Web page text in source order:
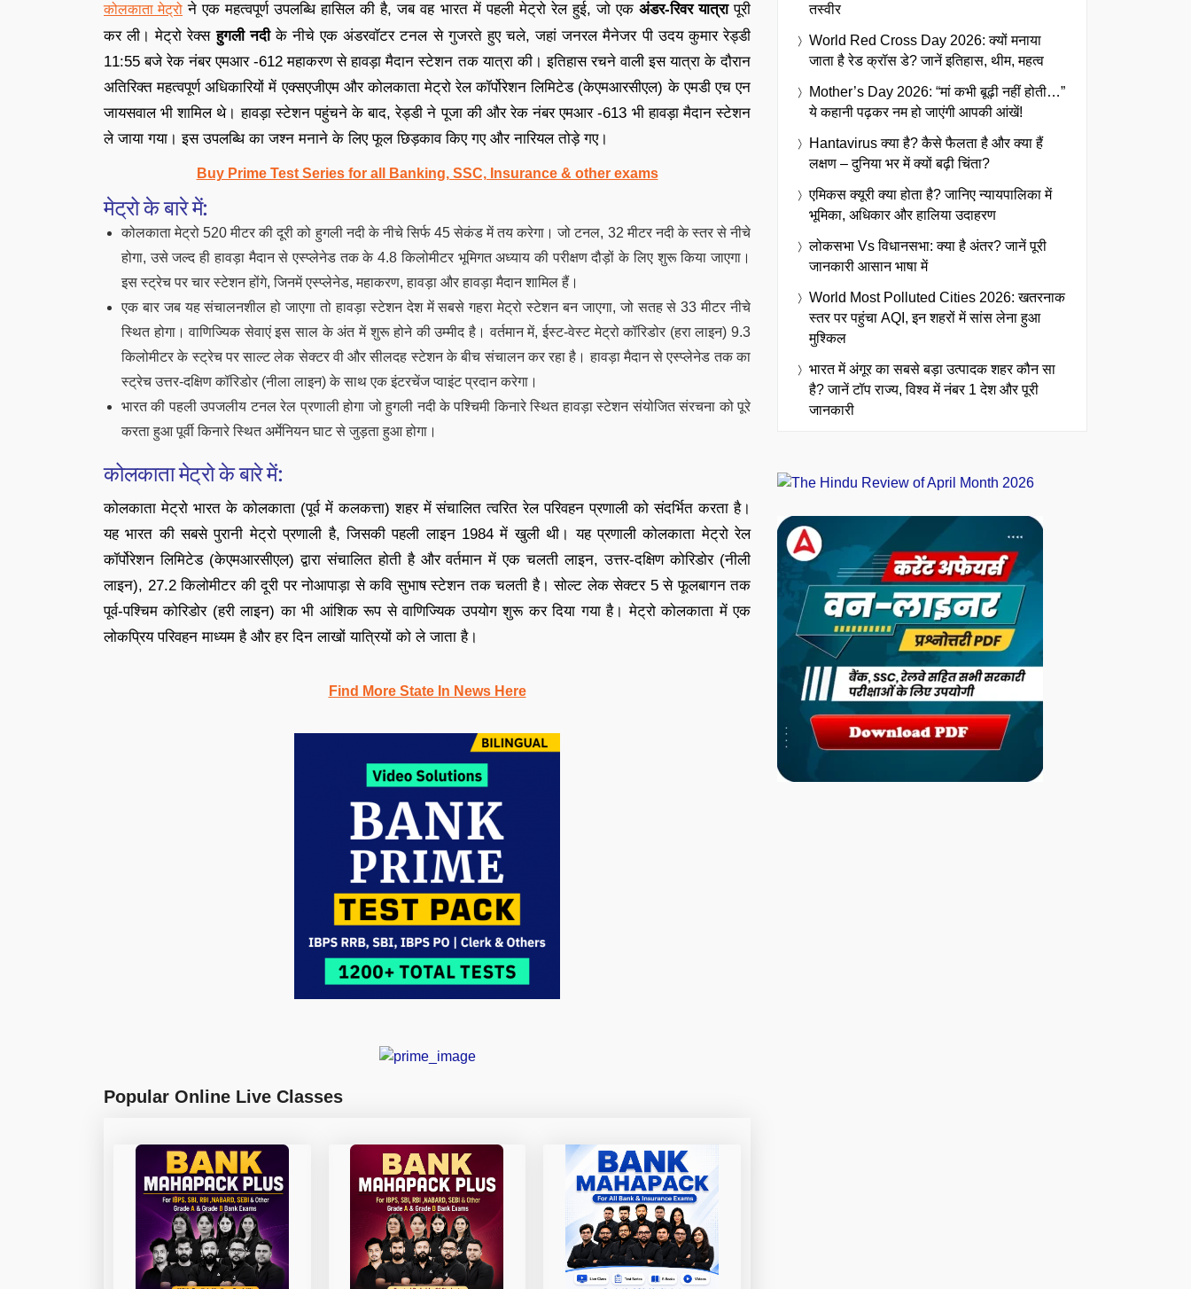
कोलकाता मेट्रो ने एक महत्वपूर्ण उपलब्धि हासिल की है, जब वह भारत में पहली मेट्रो रेल हुई, जो एकअंडर-रिवर यात्रापूरी
कर ली। मेट्रो रेक्सहुगली नदीके नीचे एक अंडरवॉटर टनल से गुजरते हुए चले, जहां जनरल मैनेजर पी उदय कुमार रेड्डी
11:55 बजे रेक नंबर एमआर -612 महाकरण से हावड़ा मैदान स्टेशन तक यात्रा की। इतिहास रचने वाली इस यात्रा के दौरान
अतिरिक्त महत्वपूर्ण अधिकारियों में एक्सएजीएम और कोलकाता मेट्रो रेल कॉर्पोरेशन लिमिटेड (केएमआरसीएल) के एमडी एच एन
जायसवाल भी शामिल थे। हावड़ा स्टेशन पहुंचने के बाद, रेड्डी ने पूजा की और रेक नंबर एमआर -613 भी हावड़ा मैदान स्टेशन
ले जाया गया। इस उपलब्धि का जश्न मनाने के लिए फूल छिड़काव किए गए और नारियल तोड़े गए।
Buy Prime Test Series for all Banking, SSC, Insurance & other exams
मेट्रो के बारे में:
कोलकाता मेट्रो 520 मीटर की दूरी को हुगली नदी के नीचे सिर्फ 45 सेकंड में तय करेगा। जो टनल, 32 मीटर नदी के स्तर से नीचे
होगा, उसे जल्द ही हावड़ा मैदान से एस्प्लेनेड तक के 4.8 किलोमीटर भूमिगत अध्याय की परीक्षण दौड़ों के लिए शुरू किया जाएगा।
इस स्ट्रेच पर चार स्टेशन होंगे, जिनमें एस्प्लेनेड, महाकरण, हावड़ा और हावड़ा मैदान शामिल हैं।
एक बार जब यह संचालनशील हो जाएगा तो हावड़ा स्टेशन देश में सबसे गहरा मेट्रो स्टेशन बन जाएगा, जो सतह से 33 मीटर नीचे
स्थित होगा। वाणिज्यिक सेवाएं इस साल के अंत में शुरू होने की उम्मीद है। वर्तमान में, ईस्ट-वेस्ट मेट्रो कॉरिडोर (हरा लाइन) 9.3
किलोमीटर के स्ट्रेच पर साल्ट लेक सेक्टर वी और सीलदह स्टेशन के बीच संचालन कर रहा है। हावड़ा मैदान से एस्प्लेनेड तक का
स्ट्रेच उत्तर-दक्षिण कॉरिडोर (नीला लाइन) के साथ एक इंटरचेंज प्वाइंट प्रदान करेगा।
भारत की पहली उपजलीय टनल रेल प्रणाली होगा जो हुगली नदी के पश्चिमी किनारे स्थित हावड़ा स्टेशन संयोजित संरचना को पूरे
करता हुआ पूर्वी किनारे स्थित अर्मेनियन घाट से जुड़ता हुआ होगा।
कोलकाता मेट्रो के बारे में:
कोलकाता मेट्रो भारत के कोलकाता (पूर्व में कलकत्ता) शहर में संचालित त्वरित रेल परिवहन प्रणाली को संदर्भित करता है।
यह भारत की सबसे पुरानी मेट्रो प्रणाली है, जिसकी पहली लाइन 1984 में खुली थी। यह प्रणाली कोलकाता मेट्रो रेल
कॉर्पोरेशन लिमिटेड (केएमआरसीएल) द्वारा संचालित होती है और वर्तमान में एक चलती लाइन, उत्तर-दक्षिण कोरिडोर (नीली
लाइन), 27.2 किलोमीटर की दूरी पर नोआपाड़ा से कवि सुभाष स्टेशन तक चलती है। सोल्ट लेक सेक्टर 5 से फूलबागन तक
पूर्व-पश्चिम कोरिडोर (हरी लाइन) का भी आंशिक रूप से वाणिज्यिक उपयोग शुरू कर दिया गया है। मेट्रो कोलकाता में एक
लोकप्रिय परिवहन माध्यम है और हर दिन लाखों यात्रियों को ले जाता है।
Find More State In News Here
Popular Online Live Classes
तस्वीर
World Red Cross Day 2026: क्यों मनाया
जाता है रेड क्रॉस डे? जानें इतिहास, थीम, महत्व
Mother’s Day 2026: “मां कभी बूढ़ी नहीं होती…”
ये कहानी पढ़कर नम हो जाएंगी आपकी आंखें!
Hantavirus क्या है? कैसे फैलता है और क्या हैं
लक्षण – दुनिया भर में क्यों बढ़ी चिंता?
एमिकस क्यूरी क्या होता है? जानिए न्यायपालिका में
भूमिका, अधिकार और हालिया उदाहरण
लोकसभा Vs विधानसभा: क्या है अंतर? जानें पूरी
जानकारी आसान भाषा में
World Most Polluted Cities 2026: खतरनाक
स्तर पर पहुंचा AQI, इन शहरों में सांस लेना हुआ
मुश्किल
भारत में अंगूर का सबसे बड़ा उत्पादक शहर कौन सा
है? जानें टॉप राज्य, विश्व में नंबर 1 देश और पूरी
जानकारी